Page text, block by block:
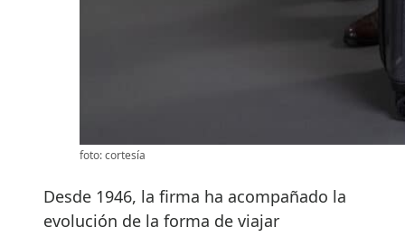
foto: cortesía
Desde 1946, la firma ha acompañado la
evolución de la forma de viajar